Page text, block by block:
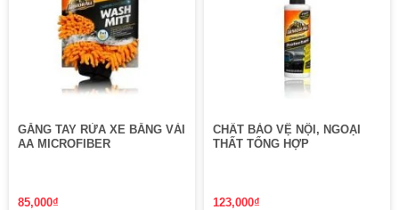
GĂNG TAY RỬA XE BẰNG VẢI
AA MICROFIBER
85,000₫
CHẤT BẢO VỆ NỘI, NGOẠI
THẤT TỔNG HỢP
123,000₫